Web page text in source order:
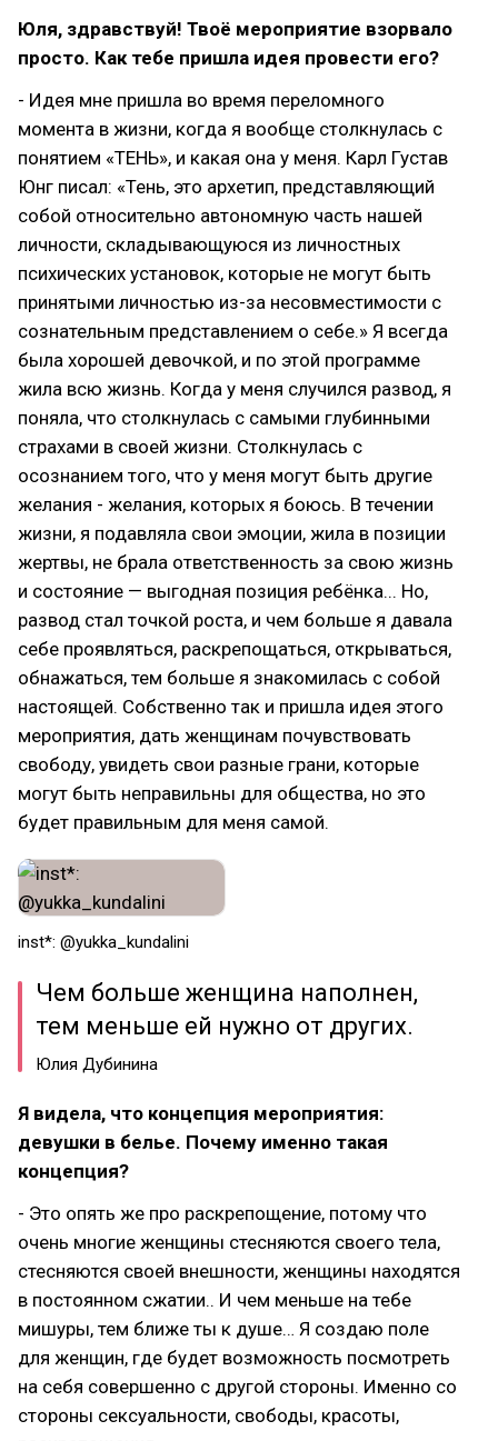
Юля, здравствуй! Твоё мероприятие взорвало
просто. Как тебе пришла идея провести его?
- Идея мне пришла во время переломного
момента в жизни, когда я вообще столкнулась с
понятием «ТЕНЬ», и какая она у меня. Карл Густав
Юнг писал: «Тень, это архетип, представляющий
собой относительно автономную часть нашей
личности, складывающуюся из личностных
психических установок, которые не могут быть
принятыми личностью из-за несовместимости с
сознательным представлением о себе.» Я всегда
была хорошей девочкой, и по этой программе
жила всю жизнь. Когда у меня случился развод, я
поняла, что столкнулась с самыми глубинными
страхами в своей жизни. Столкнулась с
осознанием того, что у меня могут быть другие
желания - желания, которых я боюсь. В течении
жизни, я подавляла свои эмоции, жила в позиции
жертвы, не брала ответственность за свою жизнь
и состояние — выгодная позиция ребёнка... Но,
развод стал точкой роста, и чем больше я давала
себе проявляться, раскрепощаться, открываться,
обнажаться, тем больше я знакомилась с собой
настоящей. Собственно так и пришла идея этого
мероприятия, дать женщинам почувствовать
свободу, увидеть свои разные грани, которые
могут быть неправильны для общества, но это
будет правильным для меня самой.
inst*: @yukka_kundalini
Чем больше женщина наполнен,
тем меньше ей нужно от других.
Юлия Дубинина
Я видела, что концепция мероприятия:
девушки в белье. Почему именно такая
концепция?
- Это опять же про раскрепощение, потому что
очень многие женщины стесняются своего тела,
стесняются своей внешности, женщины находятся
в постоянном сжатии.. И чем меньше на тебе
мишуры, тем ближе ты к душе… Я создаю поле
для женщин, где будет возможность посмотреть
на себя совершенно с другой стороны. Именно со
стороны сексуальности, свободы, красоты,